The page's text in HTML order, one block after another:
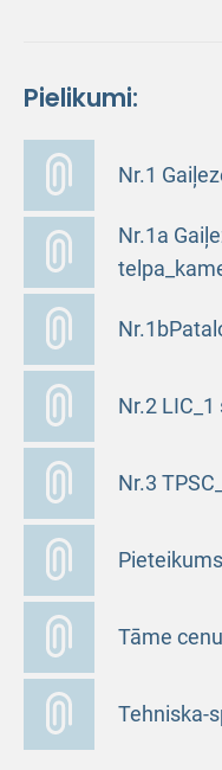
Pielikumi:
Nr.1
Nr.1a
Nr.2
Nr.3
Pieteikums
Tāme
Tehniska-